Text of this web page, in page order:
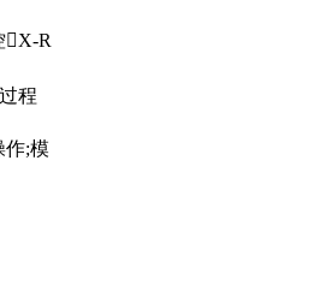
X-R
程
作;模